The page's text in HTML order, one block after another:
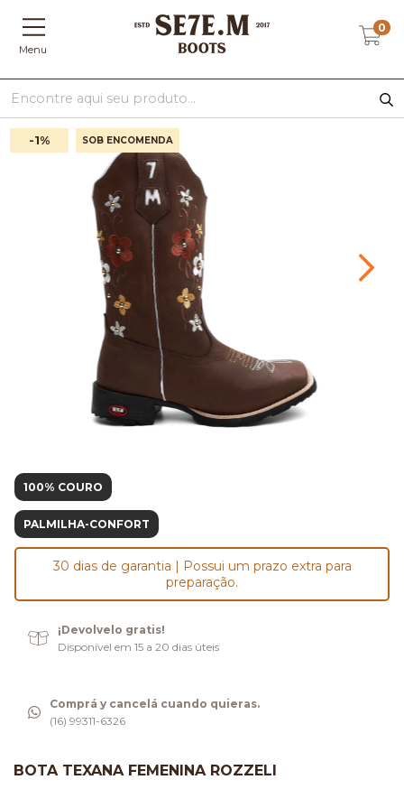
Menu
0
-1% SOB ENCOMENDA
100% COURO
PALMILHA-CONFORT
30 dias de garantia | Possui um prazo extra para
preparação.
¡Devolvelo gratis!
Disponível em 15 a 20 dias úteis
Comprá y cancelá cuando quieras.
(16) 99311-6326
BOTA TEXANA FEMENINA ROZZELI